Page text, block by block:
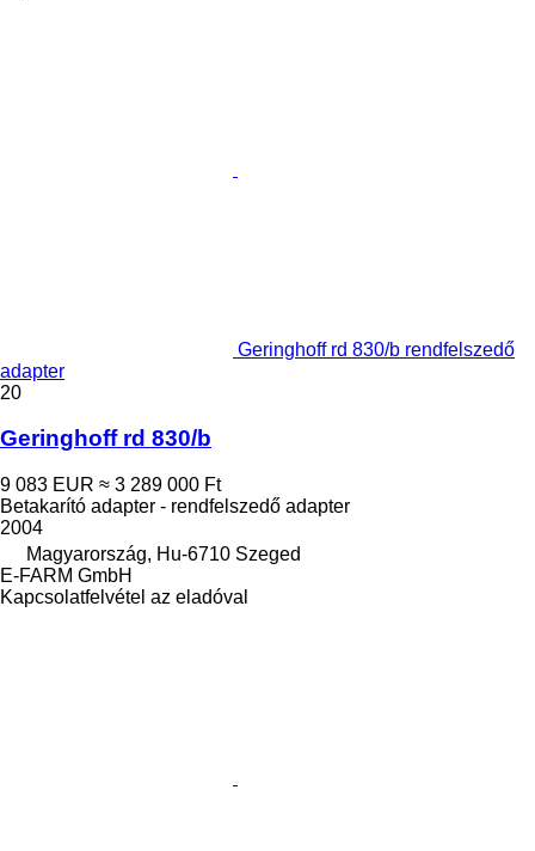
Geringhoff rd 830/b rendfelszedő
adapter
20
Geringhoff rd 830/b
9 083 EUR ≈ 3 289 000 Ft
Betakarító adapter - rendfelszedő adapter
2004
Magyarország, Hu-6710 Szeged
E-FARM GmbH
Kapcsolatfelvétel az eladóval